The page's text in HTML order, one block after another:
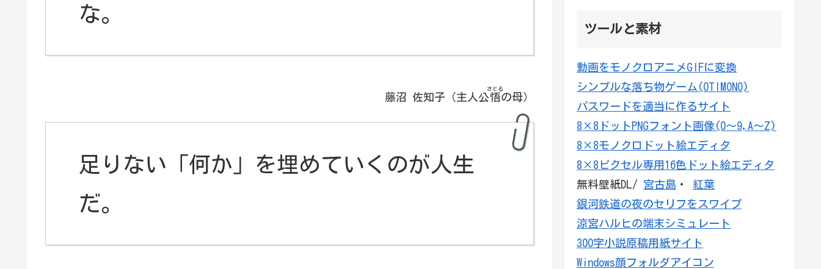
な。
藤沼 佐知子（主人公悟
さとる
の母）
足りない「何か」を埋めていくのが人生
だ。
ツールと素材
動画をモノクロアニメGIFに変換
シンプルな落ち物ゲーム(OTIMONO)
パスワードを適当に作るサイト
8×8ドットPNGフォント画像(0～9,A～Z)
8×8モノクロドット絵エディタ
8×8ピクセル専用16色ドット絵エディタ
無料壁紙DL/ 宮古島 ・ 紅葉
銀河鉄道の夜のセリフをスワイプ
涼宮ハルヒの端末シミュレート
300字小説原稿用紙サイト
Windows顔フォルダアイコン